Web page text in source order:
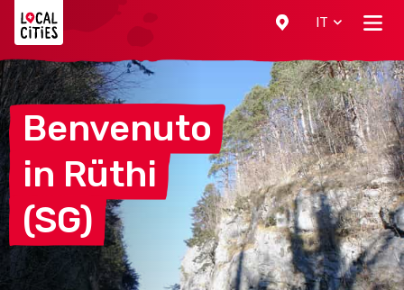
IT
Benvenuto
in Rüthi
(SG)